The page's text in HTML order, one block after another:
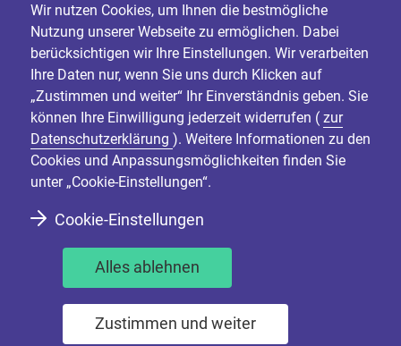
Wir nutzen Cookies, um Ihnen die bestmögliche
Nutzung unserer Webseite zu ermöglichen. Dabei
berücksichtigen wir Ihre Einstellungen. Wir verarbeiten
Ihre Daten nur, wenn Sie uns durch Klicken auf
„Zustimmen und weiter“ Ihr Einverständnis geben. Sie
können Ihre Einwilligung jederzeit widerrufen ( zur
Datenschutzerklärung ). Weitere Informationen zu den
Cookies und Anpassungsmöglichkeiten finden Sie
unter „Cookie-Einstellungen“.
Cookie-Einstellungen
Alles ablehnen
Zustimmen und weiter